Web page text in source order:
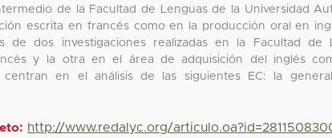
de la Facultad de Lenguas de la Universidad
escrita en francés como en la producción oral en
de dos investigaciones realizadas en la Facultad
y la otra en el área de adquisición del inglés
centran en el análisis de las siguientes EC: la
http://www.redalyc.org/